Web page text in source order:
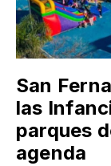
San
las
parques
agenda